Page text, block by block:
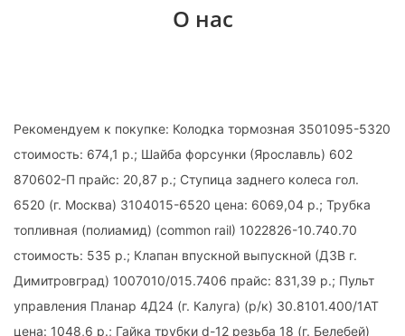
О нас
Рекомендуем к покупке: Колодка тормозная 3501095-5320
стоимость: 674,1 р.; Шайба форсунки (Ярославль) 602
870602-П прайс: 20,87 р.; Ступица заднего колеса гол.
6520 (г. Москва) 3104015-6520 цена: 6069,04 р.; Трубка
топливная (полиамид) (common rail) 1022826-10.740.70
стоимость: 535 р.; Клапан впускной выпускной (ДЗВ г.
Димитровград) 1007010/015.7406 прайс: 831,39 р.; Пульт
управления Планар 4Д24 (г. Калуга) (р/к) 30.8101.400/1АТ
цена: 1048,6 р.; Гайка трубки d-12 резьба 18 (г. Белебей)